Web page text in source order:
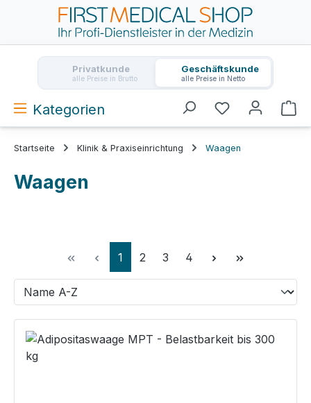
Zum Hauptinhalt springen
Privatkunde
alle Preise in Brutto
Geschäftskunde
alle Preise in Netto
Kategorien
Startseite Klinik & Praxiseinrichtung Waagen
Waagen
Seite
1 Seite
2 Seite
3 Seite
4